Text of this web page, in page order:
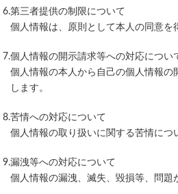
6.第三者提供の制限について
個人情報は、原則として本人の同意を
7.個人情報の開示請求等への対応につい
個人情報の本人から自己の個人情報
します。
8.苦情への対応について
個人情報の取り扱いに関する苦情につ
9.漏洩等への対応について
個人情報の漏洩、滅失、毀損等、問題